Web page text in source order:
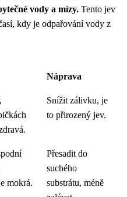
vody a mízy. Tento jev
kdy je odpařování vody z
Náprava
Snížit zálivku, je
to přirozený jev.
mokrá.
Přesadit do
suchého
substrátu, méně